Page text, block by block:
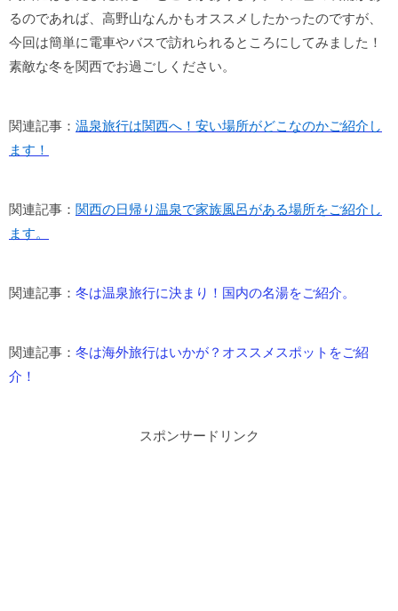
るのであれば、高野山なんかもオススメしたかったのですが、
今回は簡単に電車やバスで訪れられるところにしてみました！
素敵な冬を関西でお過ごしください。
関連記事： 温泉旅行は関西へ！安い場所がどこなのかご紹介し
ます！
関連記事： 関西の日帰り温泉で家族風呂がある場所をご紹介し
ます。
関連記事： 冬は温泉旅行に決まり！国内の名湯をご紹介。
関連記事： 冬は海外旅行はいかが？オススメスポットをご紹
介！
スポンサードリンク